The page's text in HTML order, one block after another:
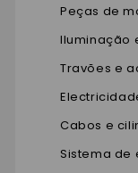
Peças de
Iluminação
Travões e
Cabos e
Sistema de